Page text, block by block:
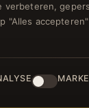
verbeteren,
"Alles